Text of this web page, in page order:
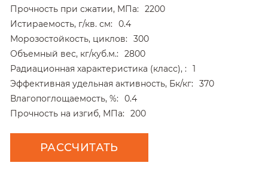
Прочность при сжатии, МПа:
2200
Истираемость, г/кв. см:
0.4
Морозостойкость, циклов:
300
Объемный вес, кг/куб.м.:
2800
Радиационная характеристика (класс), :
1
Эффективная удельная активность, Бк/кг:
370
Влагопоглощаемость, %:
0.4
Прочность на изгиб, МПа:
200
РАССЧИТАТЬ